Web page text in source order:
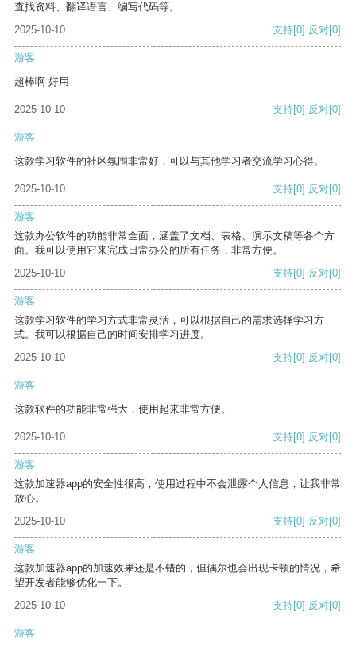
查找资料、翻译语言、编写代码等。
2025-10-10
支持[0] 反对[0]
游客
超棒啊 好用
2025-10-10 支持[0] 反对[0]
游客
这款学习软件的社区氛围非常好，可以与其他学习者交流学习心得。
2025-10-10 支持[0] 反对[0]
游客
这款办公软件的功能非常全面，涵盖了文档、表格、演示文稿等各个方
面。我可以使用它来完成日常办公的所有任务，非常方便。
2025-10-10
支持[0] 反对[0]
游客
这款学习软件的学习方式非常灵活，可以根据自己的需求选择学习方
式。我可以根据自己的时间安排学习进度。
2025-10-10
支持[0] 反对[0]
游客
这款软件的功能非常强大，使用起来非常方便。
2025-10-10 支持[0] 反对[0]
游客
这款加速器app的安全性很高，使用过程中不会泄露个人信息，让我非常
放心。
2025-10-10
支持[0] 反对[0]
游客
这款加速器app的加速效果还是不错的，但偶尔也会出现卡顿的情况，希
望开发者能够优化一下。
2025-10-10
支持[0] 反对[0]
游客